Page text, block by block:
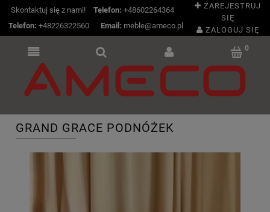
Skontaktuj się z nami! Telefon: +48602264364
Telefon: +48226322560| Email: meble@ameco.pl
ZAREJESTRUJ
SIĘ
ZALOGUJ SIĘ
GRAND GRACE PODNÓŻEK